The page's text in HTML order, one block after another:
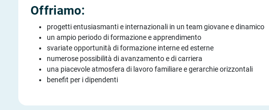
Offriamo:
progetti entusiasmanti e internazionali in un team giovane e dinamico
un ampio periodo di formazione e apprendimento
svariate opportunità di formazione interne ed esterne
numerose possibilità di avanzamento e di carriera
una piacevole atmosfera di lavoro familiare e gerarchie orizzontali
benefit per i dipendenti